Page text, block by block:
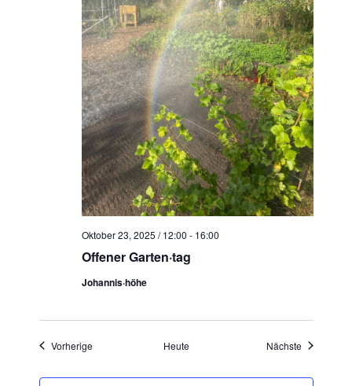
Offener Garten·tag
Oktober 23, 2025 / 12:00 - 16:00
Johannis·höhe
VorherigeVeranstaltungen Heute Nächste